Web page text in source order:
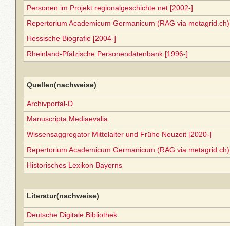
Personen im Projekt regionalgeschichte.net [2002-]
Repertorium Academicum Germanicum (RAG via
Hessische Biografie [2004-]
Rheinland-Pfälzische Personendatenbank [1996-]
Quellen(nachweise)
Archivportal-D
Manuscripta Mediaevalia
Wissensaggregator Mittelalter und Frühe Neuzeit [2020-]
Repertorium Academicum Germanicum (RAG via
Historisches Lexikon Bayerns
Literatur(nachweise)
Deutsche Digitale Bibliothek